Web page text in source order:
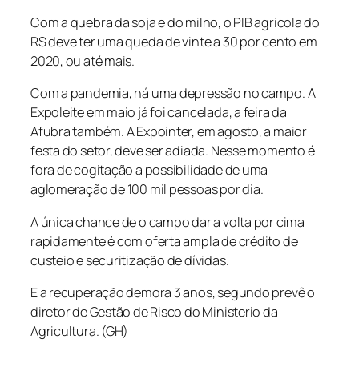
Com a quebra da soja e do milho, o PIB agricola do
RS deve ter uma queda de vinte a 30 por cento em
2020, ou até mais.
Com a pandemia, há uma depressão no campo. A
Expoleite em maio já foi cancelada, a feira da
Afubra também. A Expointer, em agosto, a maior
festa do setor, deve ser adiada. Nesse momento é
fora de cogitação a possibilidade de uma
aglomeração de 100 mil pessoas por dia.
A única chance de o campo dar a volta por cima
rapidamente é com oferta ampla de crédito de
custeio e securitização de dívidas.
E a recuperação demora 3 anos, segundo prevê o
diretor de Gestão de Risco do Ministerio da
Agricultura. (GH)